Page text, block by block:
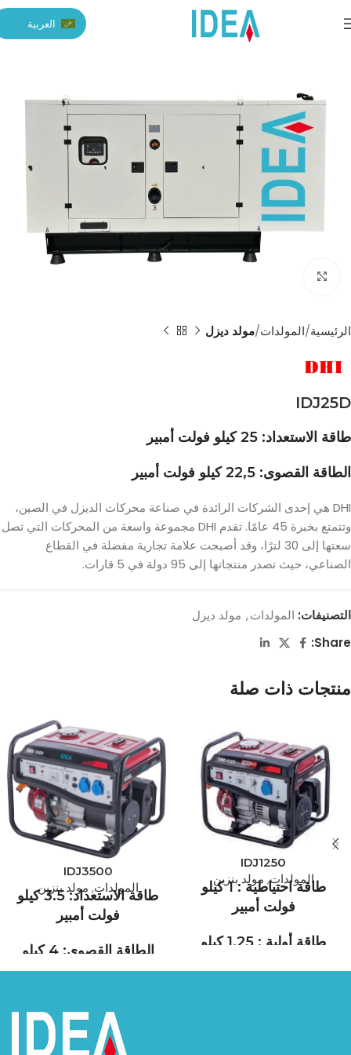
العربية
الرئيسية المولدات مولد ديزل
IDJ25D
طاقة الاستعداد: 25 كيلو فولت أمبير
الطاقة القصوى: 22,5 كيلو فولت أمبير
DHI هي إحدى الشركات الرائدة في صناعة محركات الديزل في الصين،
وتتمتع بخبرة 45 عامًا. تقدم DHI مجموعة واسعة من المحركات التي تصل
سعتها إلى 30 لترًا، وقد أصبحت علامة تجارية مفضلة في القطاع
الصناعي، حيث تصدر منتجاتها إلى 95 دولة في 5 قارات.
التصنيفات: المولدات, مولد ديزل
Share:
منتجات ذات صلة
IDJ1250
المولدات, مولد بنزينطاقة احتياطية : 1 كيلو
فولت أمبير
طاقة أولية : 1.25 كيلو
IDJ3500
المولدات, مولد بنزينطاقة الاستعداد: 3.5 كيلو
فولت أمبير
الطاقة القصوى: 4 كيلو
فولت أمبير
الشركات الرائدة في تصنيع
المولدات الكهربائية في بلدنا،